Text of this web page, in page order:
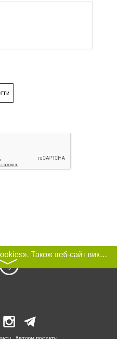
Цей сайт використовує «cookies». Також веб-сайт використовує інтернет-сервіс для збору технічних даних стосовно відвідувачів з метою отримання маркетингової та статистичної інформації. Умови обробки даних відвідувачів сайту див.